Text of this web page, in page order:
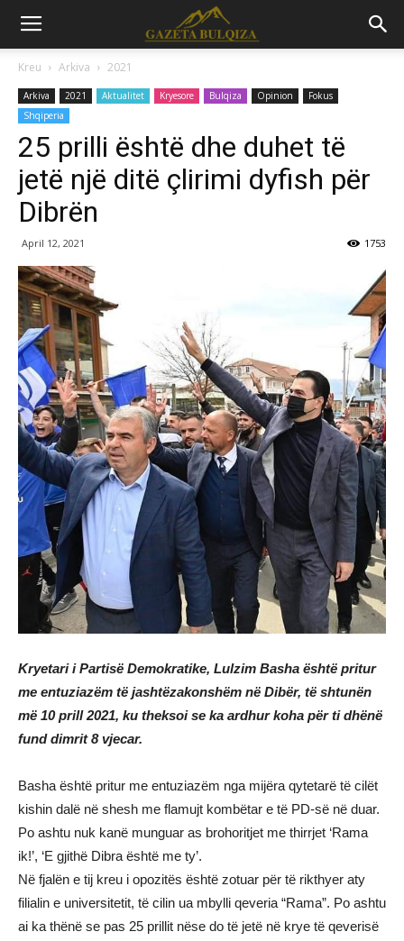
Kreu Arkiva 2021
Arkiva 2021 Aktualitet Kryesore Bulqiza Opinion
Fokus
Shqiperia
25 prilli është dhe duhet të
jetë një ditë çlirimi dyfish për
Dibrën
April 12, 2021 1753
Kryetari i Partisë Demokratike, Lulzim Basha është pritur
me entuziazëm të jashtëzakonshëm në Dibër, të shtunën
më 10 prill 2021, ku theksoi se ka ardhur koha për ti dhënë
fund dimrit 8 vjecar.
Basha është pritur me entuziazëm nga mijëra qytetarë të cilët
kishin dalë në shesh me flamujt kombëtar e të PD-së në duar.
Po ashtu nuk kanë munguar as brohoritjet me thirrjet ‘Rama
ik!’, ‘E gjithë Dibra është me ty’.
Në fjalën e tij kreu i opozitës është zotuar për të rikthyer aty
filialin e universitetit, të cilin ua mbylli qeveria “Rama”. Po ashtu
ai ka thënë se pas 25 prillit nëse do të jetë në krye të qeverisë